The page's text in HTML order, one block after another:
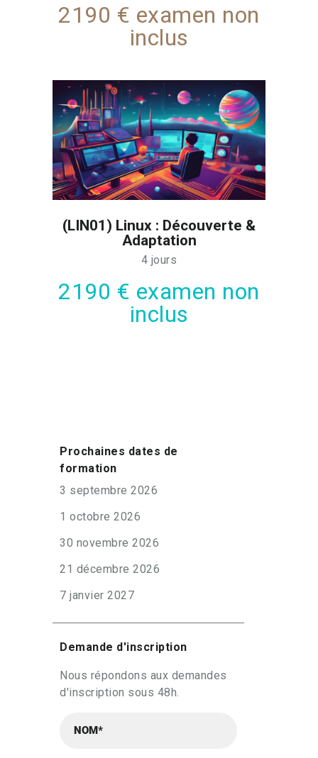
2190 € examen non
inclus
(LIN01) Linux : Découverte &
Adaptation
4 jours
2190 € examen non
inclus
Prochaines dates de
formation
3 septembre 2026
1 octobre 2026
30 novembre 2026
21 décembre 2026
7 janvier 2027
Demande d'inscription
Nous répondons aux demandes
d'inscription sous 48h.